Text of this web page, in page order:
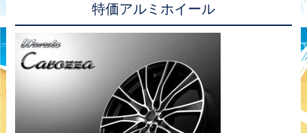
特価アルミホイール